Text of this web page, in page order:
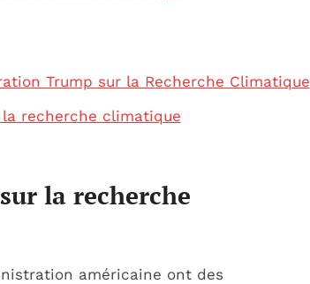
Trump sur la Recherche Climatique
recherche climatique
la recherche
américaine ont des